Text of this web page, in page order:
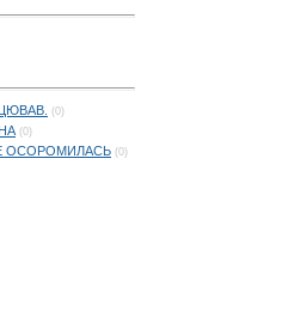
(0)
(0)
ОСОРОМИЛАСЬ (0)